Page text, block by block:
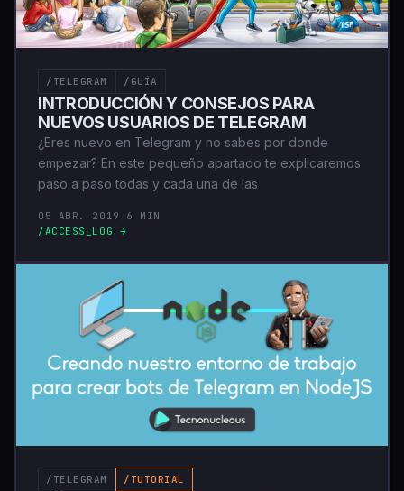
/TELEGRAM /GUÍA
INTRODUCCIÓN Y CONSEJOS PARA
NUEVOS USUARIOS DE TELEGRAM
¿Eres nuevo en Telegram y no sabes por donde
empezar? En este pequeño apartado te explicaremos
paso a paso todas y cada una de las
05 ABR. 2019
6 MIN
/ACCESS_LOG →
/TELEGRAM /TUTORIAL